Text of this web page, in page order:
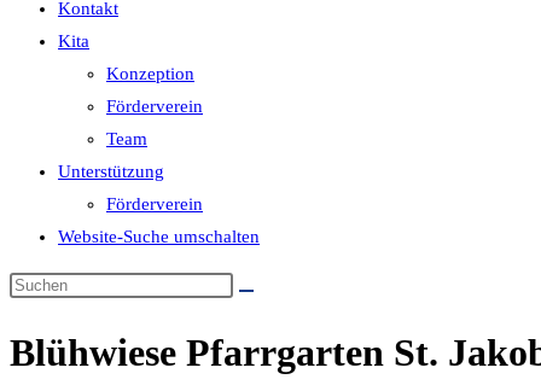
Kontakt
Kita
Konzeption
Förderverein
Team
Unterstützung
Förderverein
Website-Suche umschalten
Blühwiese Pfarrgarten St.